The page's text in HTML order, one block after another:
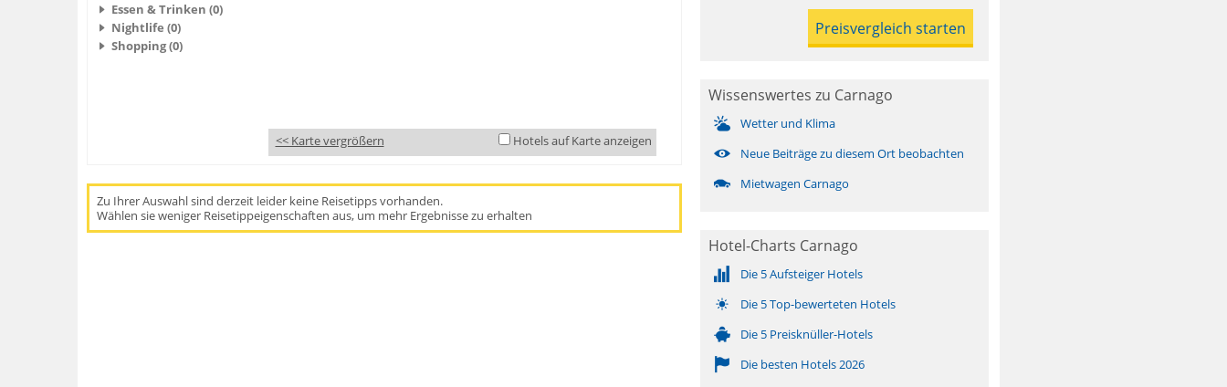
Essen & Trinken (0)
Nightlife (0)
Shopping (0)
<< Karte vergrößern Hotels auf Karte anzeigen
Zu Ihrer Auswahl sind derzeit leider keine Reisetipps vorhanden.
Wählen sie weniger Reisetippeigenschaften aus, um mehr Ergebnisse zu erhalten
Wissenswertes zu Carnago
Wetter und Klima
Neue Beiträge zu diesem Ort beobachten
Mietwagen Carnago
Hotel-Charts Carnago
Die 5 Aufsteiger Hotels
Die 5 Top-bewerteten Hotels
Die 5 Preisknüller-Hotels
Die besten Hotels 2026